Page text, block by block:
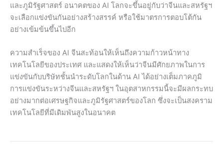
และภูมิรัฐศาสตร์ อนาคตของ AI โลกจะขึ้นอยู่กับว่าจีนและสหรัฐฯ
จะเลือกแข่งขันกันอย่างสร้างสรรค์ หรือใช้มาตรการตอบโต้กัน
อย่างเข้มข้นขึ้นไปอีก
ความสำเร็จของ AI จีนสะท้อนให้เห็นถึงความก้าวหน้าทาง
เทคโนโลยีของประเทศ และแสดงให้เห็นว่าจีนมีศักยภาพในการ
แข่งขันกับบริษัทชั้นนำระดับโลกในด้าน AI ได้อย่างเต็มภาคภูมิ
การแข่งขันระหว่างจีนและสหรัฐฯ ในอุตสาหกรรมนี้จะมีผลกระทบ
อย่างมากต่อเศรษฐกิจและภูมิรัฐศาสตร์ของโลก ซึ่งจะเป็นสงคราม
เทคโนโลยีที่มีเดิมพันสูงในอนาคต